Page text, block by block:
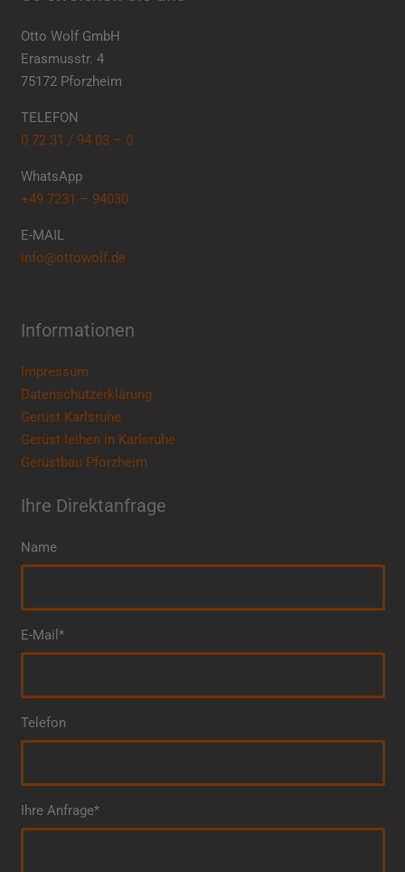
Otto Wolf GmbH
Erasmusstr. 4
75172 Pforzheim
TELEFON
0 72 31 / 94 03 – 0
WhatsApp
+49 7231 – 94030
E-MAIL
info@ottowolf.de
Informationen
Impressum
Datenschutzerklärung
Gerüst Karlsruhe
Gerüst leihen in Karlsruhe
Gerüstbau Pforzheim
Ihre Direktanfrage
Name
E-Mail*
Telefon
Ihre Anfrage*